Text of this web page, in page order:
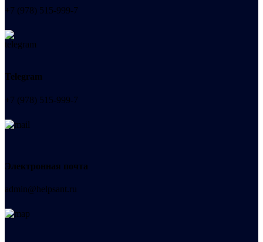
+7 (978) 515-999-7
Telegram
+7 (978) 515-999-7
Электронная почта
admin@helpsant.ru